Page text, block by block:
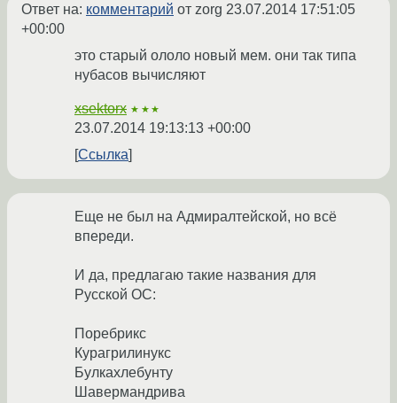
Ответ на: комментарий от zorg 23.07.2014 17:51:05
+00:00
это старый ололо новый мем. они так типа
нубасов вычисляют
xsektorx ★★★
23.07.2014 19:13:13 +00:00
Ссылка
Еще не был на Адмиралтейской, но всё
впереди.
И да, предлагаю такие названия для
Русской ОС:
Поребрикс
Курагрилинукс
Булкахлебунту
Шавермандрива